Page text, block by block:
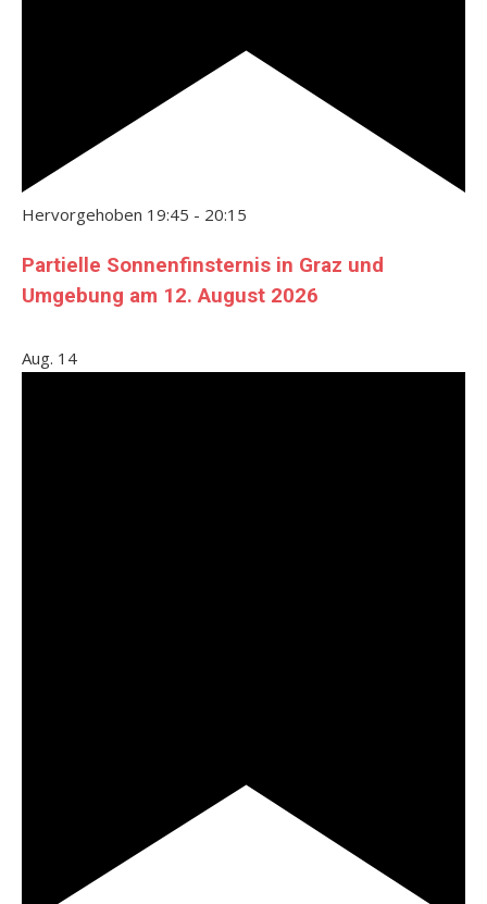
Hervorgehoben 19:45 - 20:15
Partielle Sonnenfinsternis in Graz und
Umgebung am 12. August 2026
Aug. 14